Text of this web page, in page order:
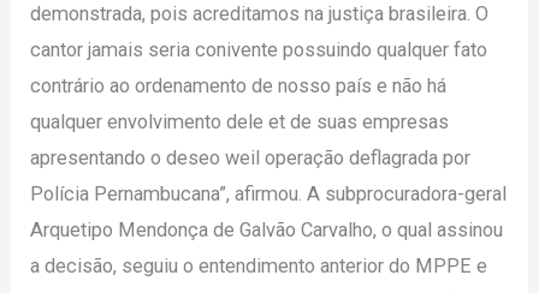
demonstrada, pois acreditamos na justiça brasileira. O
cantor jamais seria conivente possuindo qualquer fato
contrário ao ordenamento de nosso país e não há
qualquer envolvimento dele et de suas empresas
apresentando o deseo weil operação deflagrada por
Polícia Pernambucana”, afirmou. A subprocuradora-geral
Arquetipo Mendonça de Galvão Carvalho, o qual assinou
a decisão, seguiu o entendimento anterior do MPPE e